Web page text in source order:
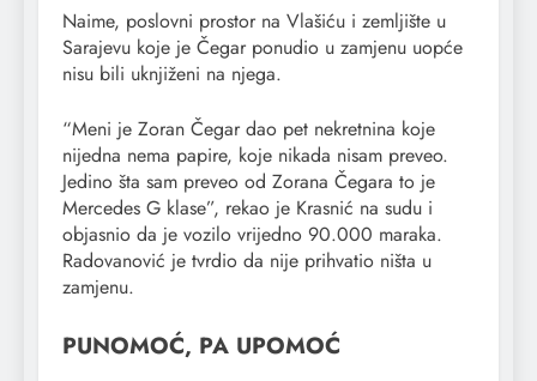
Naime, poslovni prostor na Vlašiću i zemljište u
Sarajevu koje je Čegar ponudio u zamjenu uopće
nisu bili uknjiženi na njega.
“Meni je Zoran Čegar dao pet nekretnina koje
nijedna nema papire, koje nikada nisam preveo.
Jedino šta sam preveo od Zorana Čegara to je
Mercedes G klase”, rekao je Krasnić na sudu i
objasnio da je vozilo vrijedno 90.000 maraka.
Radovanović je tvrdio da nije prihvatio ništa u
zamjenu.
PUNOMOĆ, PA UPOMOĆ